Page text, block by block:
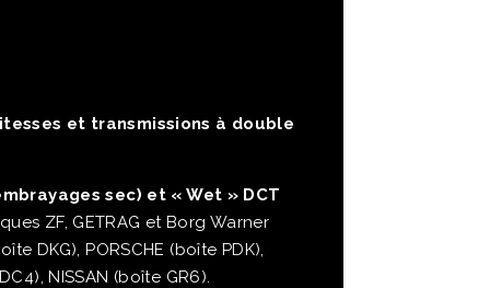
et transmissions à double
sec) et « Wet » DCT
ZF, GETRAG et Borg Warner
DKG), PORSCHE (boîte PDK),
NISSAN (boîte GR6).